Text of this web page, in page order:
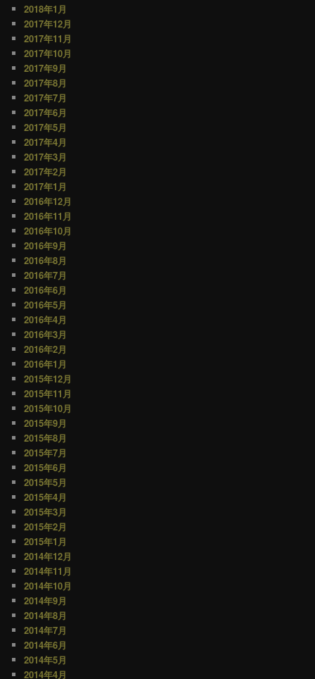
2018年1月
2017年12月
2017年11月
2017年10月
2017年9月
2017年8月
2017年7月
2017年6月
2017年5月
2017年4月
2017年3月
2017年2月
2017年1月
2016年12月
2016年11月
2016年10月
2016年9月
2016年8月
2016年7月
2016年6月
2016年5月
2016年4月
2016年3月
2016年2月
2016年1月
2015年12月
2015年11月
2015年10月
2015年9月
2015年8月
2015年7月
2015年6月
2015年5月
2015年4月
2015年3月
2015年2月
2015年1月
2014年12月
2014年11月
2014年10月
2014年9月
2014年8月
2014年7月
2014年6月
2014年5月
2014年4月